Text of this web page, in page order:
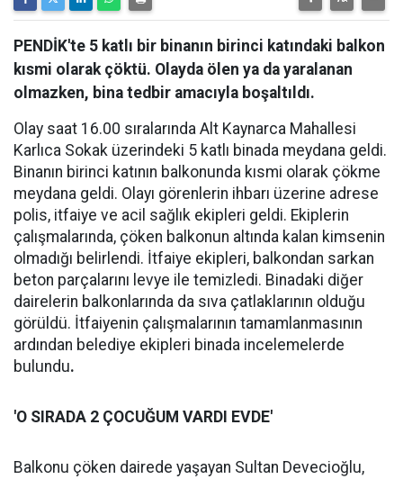
PENDİK'te 5 katlı bir binanın birinci katındaki balkon
kısmi olarak çöktü. Olayda ölen ya da yaralanan
olmazken, bina tedbir amacıyla boşaltıldı.
Olay saat 16.00 sıralarında Alt Kaynarca Mahallesi
Karlıca Sokak üzerindeki 5 katlı binada meydana geldi.
Binanın birinci katının balkonunda kısmi olarak çökme
meydana geldi. Olayı görenlerin ihbarı üzerine adrese
polis, itfaiye ve acil sağlık ekipleri geldi. Ekiplerin
çalışmalarında, çöken balkonun altında kalan kimsenin
olmadığı belirlendi. İtfaiye ekipleri, balkondan sarkan
beton parçalarını levye ile temizledi. Binadaki diğer
dairelerin balkonlarında da sıva çatlaklarının olduğu
görüldü. İtfaiyenin çalışmalarının tamamlanmasının
ardından belediye ekipleri binada incelemelerde
bulundu.
'O SIRADA 2 ÇOCUĞUM VARDI EVDE'
Balkonu çöken dairede yaşayan Sultan Devecioğlu,